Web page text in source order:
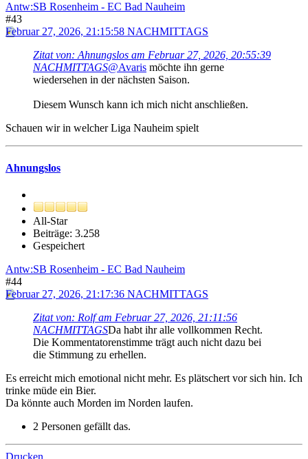
Antw:SB Rosenheim - EC Bad Nauheim
#43
Februar 27, 2026, 21:15:58 NACHMITTAGS
Zitat von: Ahnungslos am Februar 27, 2026, 20:55:39
NACHMITTAGS@Avaris möchte ihn gerne
wiedersehen in der nächsten Saison.
Diesem Wunsch kann ich mich nicht anschließen.
Schauen wir in welcher Liga Nauheim spielt
Ahnungslos
All-Star
Beiträge: 3.258
Gespeichert
Antw:SB Rosenheim - EC Bad Nauheim
#44
Februar 27, 2026, 21:17:36 NACHMITTAGS
Zitat von: Rolf am Februar 27, 2026, 21:11:56
NACHMITTAGSDa habt ihr alle vollkommen Recht.
Die Kommentatorenstimme trägt auch nicht dazu bei
die Stimmung zu erhellen.
Es erreicht mich emotional nicht mehr. Es plätschert vor sich hin. Ich
trinke müde ein Bier.
Da könnte auch Morden im Norden laufen.
2 Personen gefällt das.
Drucken